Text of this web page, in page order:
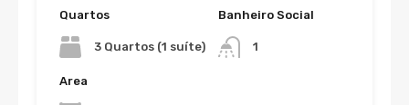
Quartos
3 Quartos (1 suíte)
Banheiro Social
1
Area